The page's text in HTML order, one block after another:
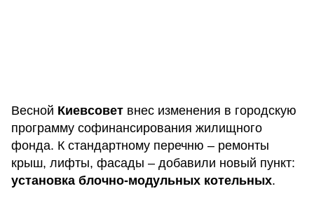
Весной Киевсовет внес изменения в городскую
программу софинансирования жилищного
фонда. К стандартному перечню – ремонты
крыш, лифты, фасады – добавили новый пункт:
установка блочно-модульных котельных.